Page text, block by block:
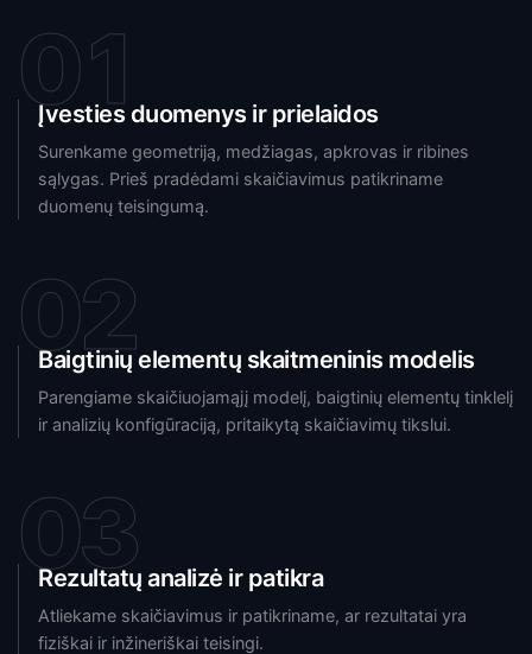
01
Įvesties duomenys ir prielaidos
Surenkame geometriją, medžiagas, apkrovas ir ribines
sąlygas. Prieš pradėdami skaičiavimus patikriname
duomenų teisingumą.
02
Baigtinių elementų skaitmeninis modelis
Parengiame skaičiuojamąjį modelį, baigtinių elementų tinklelį
ir analizių konfigūraciją, pritaikytą skaičiavimų tikslui.
03
Rezultatų analizė ir patikra
Atliekame skaičiavimus ir patikriname, ar rezultatai yra
fiziškai ir inžineriškai teisingi.